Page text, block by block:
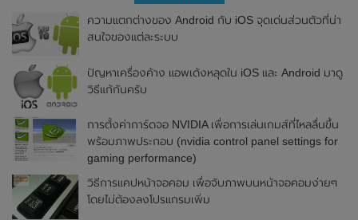
ความแตกต่างของ Android กับ iOS จุดเด่นส่วนตัวที่น่า
สนใจของแต่ละระบบ
ปัญหาเครื่องค้าง แอพเด้งหลุดใน iOS และ Android มาดู
วิธีแก้กันครับ
การตั้งค่าการ์ดจอ NVIDIA เพื่อการเล่นเกมส์ที่ไหลลื่นขึ้น
พร้อมภาพประกอบ (nvidia control panel settings for
gaming performance)
วิธีการแคปหน้าจอคอม เพื่อจับภาพบนหน้าจอคอมง่ายๆ
โดยไม่ต้องลงโปรแกรมเพิ่ม